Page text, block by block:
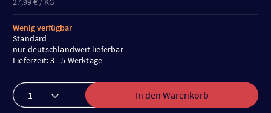
In den Warenkorb
Wenig verfügbar
Standard
nur deutschlandweit lieferbar
Lieferzeit: 3 - 5 Werktage